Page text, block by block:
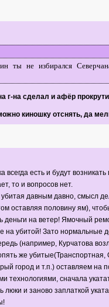
ты не избирался
г-на сделал и афёр
киношку отснять, да
всегда есть и будут
то и вопросов нет.
убитая давным давно, смысл
оставляя половину ям),
деньги на ветер! Ямочный
на убитой! Зато нормальные
(например, Курчатова
же
город и т.п.) оставляем на
технологиями, сначала
люки и заново заплаткой